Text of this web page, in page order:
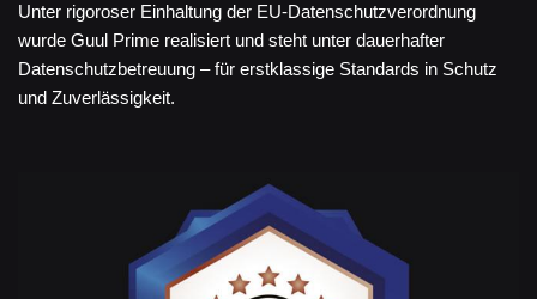
Unter rigoroser Einhaltung der EU-Datenschutzverordnung
wurde Guul Prime realisiert und steht unter dauerhafter
Datenschutzbetreuung – für erstklassige Standards in Schutz
und Zuverlässigkeit.